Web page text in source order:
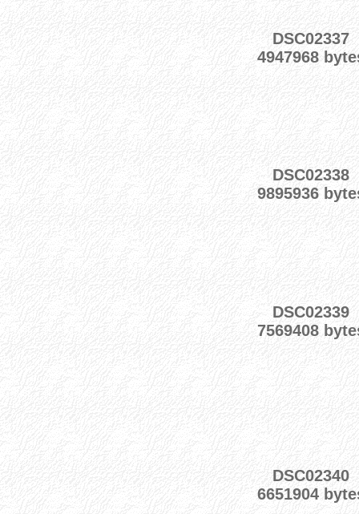
DSC02337
4947968
DSC02338
9895936
DSC02339
7569408
DSC02340
6651904